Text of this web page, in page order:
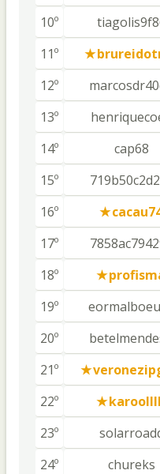
10º
11º
12º
13º
14º
cap68
15º
16º
17º
18º
19º
20º
21º
22º
23º
24º
chureks